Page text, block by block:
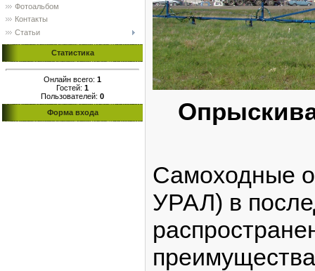
Фотоальбом
Контакты
Статьи
Статистика
Онлайн всего: 1
Гостей: 1
Пользователей: 0
Форма входа
Самоходные
УРАЛ) в